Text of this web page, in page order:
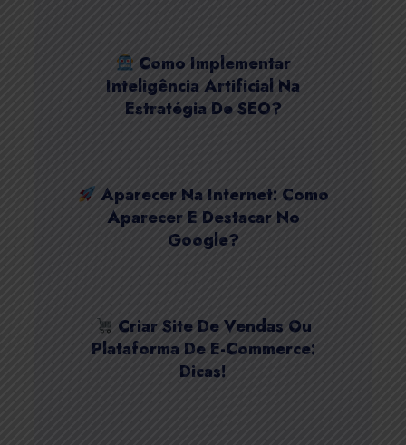
Como Implementar
Inteligência Artificial Na
Estratégia De SEO?
Aparecer Na Internet: Como
Aparecer E Destacar No
Google?
Criar Site De Vendas Ou
Plataforma De E-Commerce:
Dicas!